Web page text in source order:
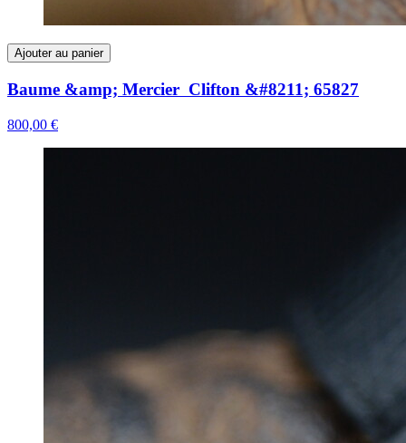
Ajouter au panier
Baume &amp; Mercier Clifton &#8211; 65827
800,00 €